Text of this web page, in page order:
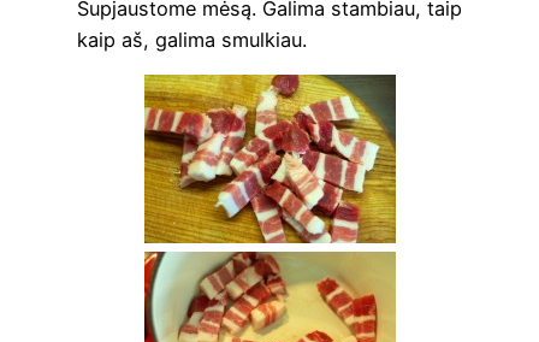
Supjaus­to­me mėsą. Gali­ma stam­biau, taip
kaip aš, gali­ma smulkiau.